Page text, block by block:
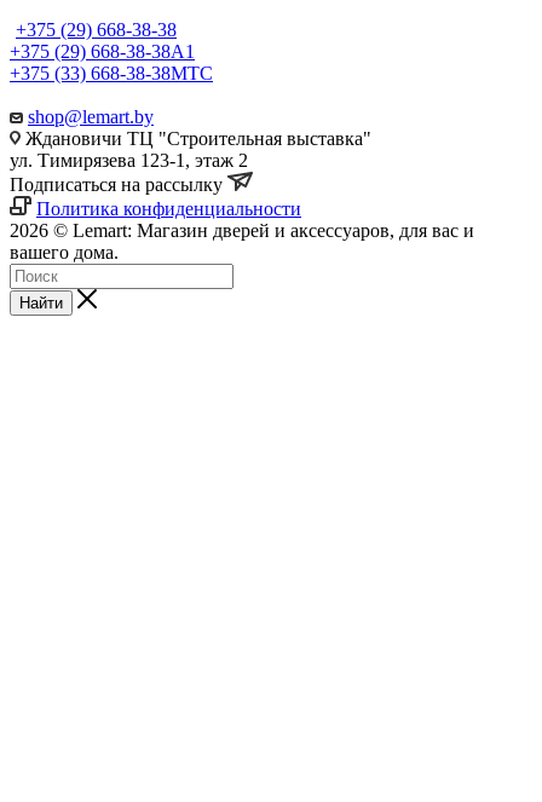
+375 (29) 668-38-38
+375 (29) 668-38-38A1
+375 (33) 668-38-38МТС
shop@lemart.by
Ждановичи ТЦ "Строительная выставка"
ул. Тимирязева 123-1, этаж 2
Подписаться на рассылку
Политика конфиденциальности
2026 © Lemart: Магазин дверей и аксессуаров, для вас и
вашего дома.
Найти